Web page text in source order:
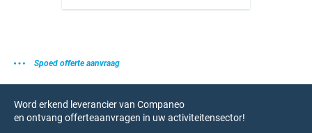
Spoed offerte aanvraag
Word erkend leverancier van Companeo
en ontvang offerteaanvragen in uw activiteitensector!